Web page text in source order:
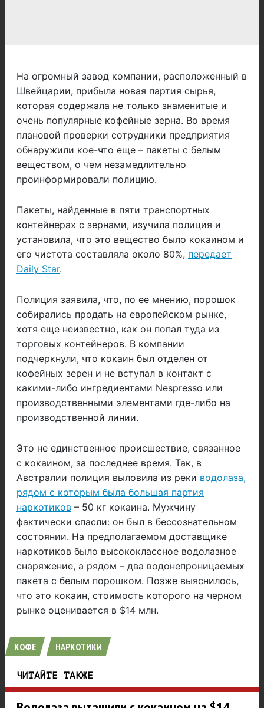
На огромный завод компании, расположенный в
Швейцарии, прибыла новая партия сырья,
которая содержала не только знаменитые и
очень популярные кофейные зерна. Во время
плановой проверки сотрудники предприятия
обнаружили кое-что еще – пакеты с белым
веществом, о чем незамедлительно
проинформировали полицию.
Пакеты, найденные в пяти транспортных
контейнерах с зернами, изучила полиция и
установила, что это вещество было кокаином и
его чистота составляла около 80%, передает
Daily Star.
Полиция заявила, что, по ее мнению, порошок
собирались продать на европейском рынке,
хотя еще неизвестно, как он попал туда из
торговых контейнеров. В компании
подчеркнули, что кокаин был отделен от
кофейных зерен и не вступал в контакт с
какими-либо ингредиентами Nespresso или
производственными элементами где-либо на
производственной линии.
Это не единственное происшествие, связанное
с кокаином, за последнее время. Так, в
Австралии полиция выловила из реки водолаза,
рядом с которым была большая партия
наркотиков – 50 кг кокаина. Мужчину
фактически спасли: он был в бессознательном
состоянии. На предполагаемом доставщике
наркотиков было высококлассное водолазное
снаряжение, а рядом – два водонепроницаемых
пакета с белым порошком. Позже выяснилось,
что это кокаин, стоимость которого на черном
рынке оценивается в $14 млн.
КОФЕ НАРКОТИКИ
ЧИТАЙТЕ ТАКЖЕ